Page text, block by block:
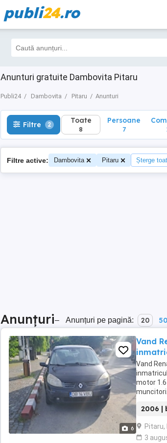
publi24.ro
Anunturi gratuite Dambovita Pitaru
Publi24 Dambovita Pitaru Anunturi
Filtre 2 Toate
8
Filtre 2 Toate
8
Persoane
7
Filtre active: Dambovita Pitaru Șterge
Anunțuri– Anunțuri pe pagină: 20 50
6
Vand
Vand
motor
2006 |
Pitaru,
3